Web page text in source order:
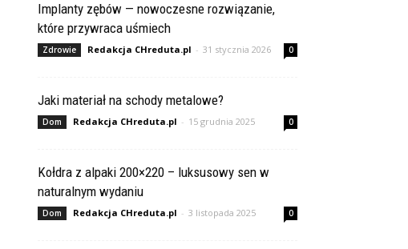
Implanty zębów — nowoczesne rozwiązanie,
które przywraca uśmiech
Zdrowie Redakcja CHreduta.pl - 31 stycznia 2026 0
Jaki materiał na schody metalowe?
Dom Redakcja CHreduta.pl - 15 grudnia 2025 0
Kołdra z alpaki 200×220 – luksusowy sen w
naturalnym wydaniu
Dom Redakcja CHreduta.pl - 3 listopada 2025 0